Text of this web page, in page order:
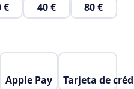
€ 40 € 80 €
Apple Pay Tarjeta de